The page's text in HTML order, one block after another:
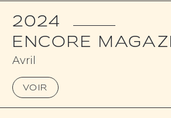
2024
ENCORE
Avril
VOIR